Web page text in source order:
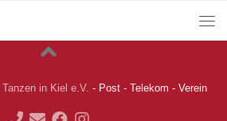
Tanzen in Kiel e.V. - Post - Telekom - Verein